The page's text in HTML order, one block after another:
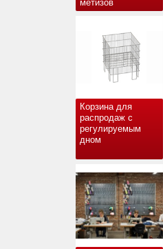
метизов
Корзина для
распродаж с
регулируемым
дном